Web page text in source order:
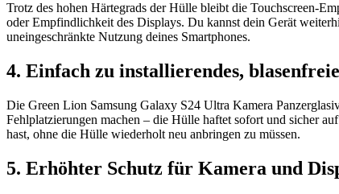
Trotz des hohen Härtegrads der Hülle bleibt die Touchscreen-
oder Empfindlichkeit des Displays. Du kannst dein Gerät
uneingeschränkte Nutzung deines Smartphones.
4. Einfach zu installierendes,
Die Green Lion Samsung Galaxy S24 Ultra Kamera
Fehlplatzierungen machen – die Hülle haftet sofort und sicher
hast, ohne die Hülle wiederholt neu anbringen zu müssen.
5. Erhöhter Schutz für Kamera und